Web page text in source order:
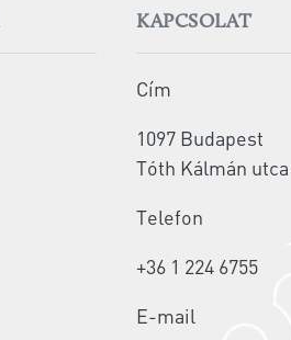
KAPCSOLAT
Cím
1097 Budapest
Tóth Kálmán utca
Telefon
+36 1 224 6755
E-mail